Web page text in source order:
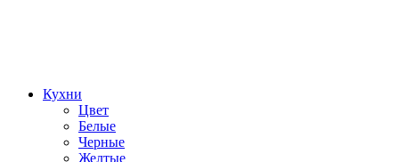
Кухни
Цвет
Белые
Черные
Желтые